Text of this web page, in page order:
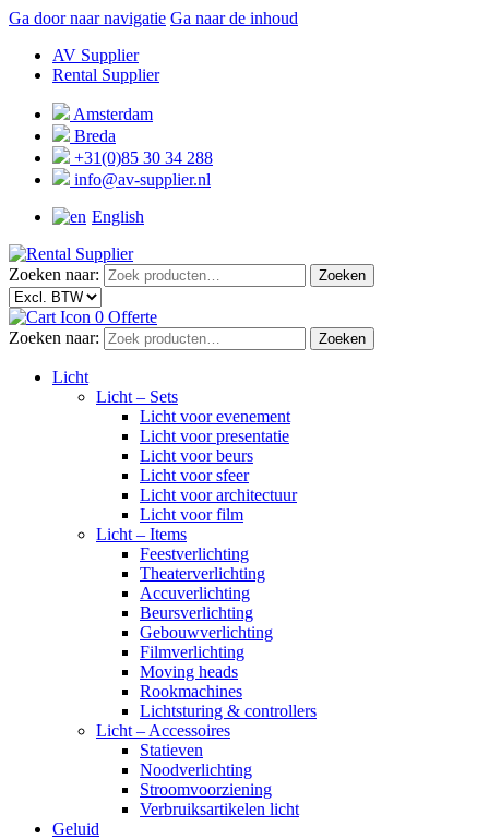
Ga door naar navigatie Ga naar de inhoud
AV Supplier
Rental Supplier
Amsterdam
Breda
+31(0)85 30 34 288
info@av-supplier.nl
English
Zoeken naar: Zoeken
0 Offerte
Zoeken naar:
Zoeken
Licht
Licht – Sets
Licht voor evenement
Licht voor presentatie
Licht voor beurs
Licht voor sfeer
Licht voor architectuur
Licht voor film
Licht – Items
Feestverlichting
Theaterverlichting
Accuverlichting
Beursverlichting
Gebouwverlichting
Filmverlichting
Moving heads
Rookmachines
Lichtsturing & controllers
Licht – Accessoires
Statieven
Noodverlichting
Stroomvoorziening
Verbruiksartikelen licht
Geluid